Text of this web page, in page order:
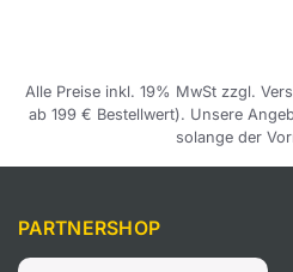
Alle Preise inkl. 19% MwSt zzgl.
ab 199 € Bestellwert). Unsere
solange der
PARTNERSHOP